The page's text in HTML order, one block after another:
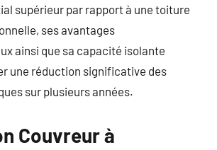
supérieur par rapport à une toiture
ses avantages
ainsi que sa capacité isolante
une réduction significative des
sur plusieurs années.
Couvreur à